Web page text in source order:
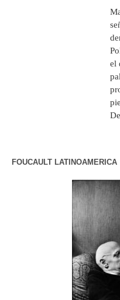
el
FOUCAULT LATINOAMERICA